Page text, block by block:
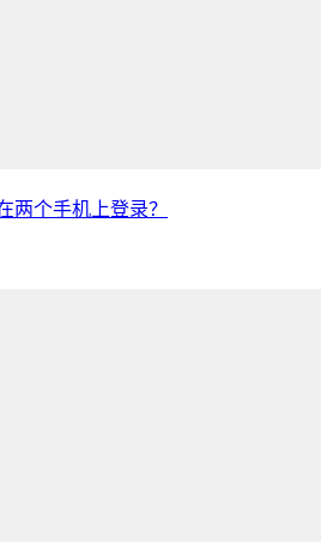
两个手机上登录？